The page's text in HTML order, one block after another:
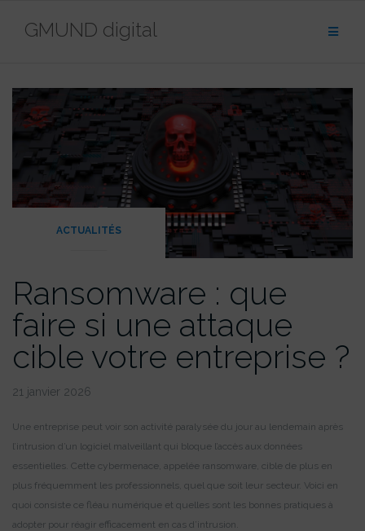
GMUND digital
ACTUALITÉS
Ransomware : que
faire si une attaque
cible votre entreprise ?
21 janvier 2026
Une entreprise peut voir son activité paralysée du jour au lendemain après
l’intrusion d’un logiciel malveillant qui bloque l’accès aux données
essentielles. Cette cybermenace, appelée ransomware, cible de plus en
plus fréquemment les professionnels, quel que soit leur secteur. Voici en
quoi consiste ce fléau numérique et quelles sont les bonnes pratiques à
adopter pour réagir efficacement en cas d’intrusion.